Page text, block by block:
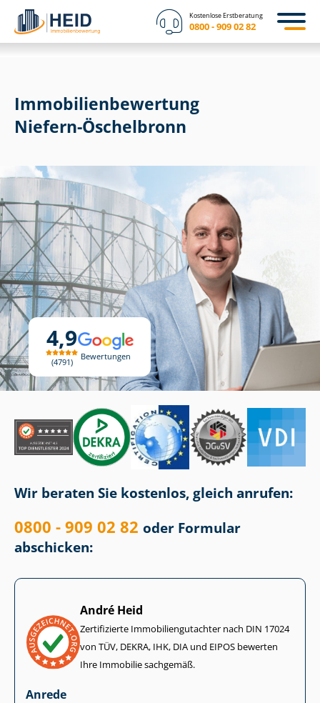
Kostenlose Erstberatung
0800 - 909 02 82
4,9
4791
Bewertungen
Immobilien­bewertung
Niefern-Öschelbronn
Wir beraten Sie kostenlos, gleich anrufen:
0800 - 909 02 82 oder Formular
abschicken:
André Heid
Zertifizierte Im­mo­bi­li­en­gut­ach­ter nach DIN 17024
von TÜV, DEKRA, IHK, DIA und EIPOS bewerten
Ihre Immobilie sachgemäß.
Anrede